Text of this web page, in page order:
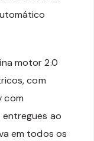
motor 2.0
com
com
ao
em todos os